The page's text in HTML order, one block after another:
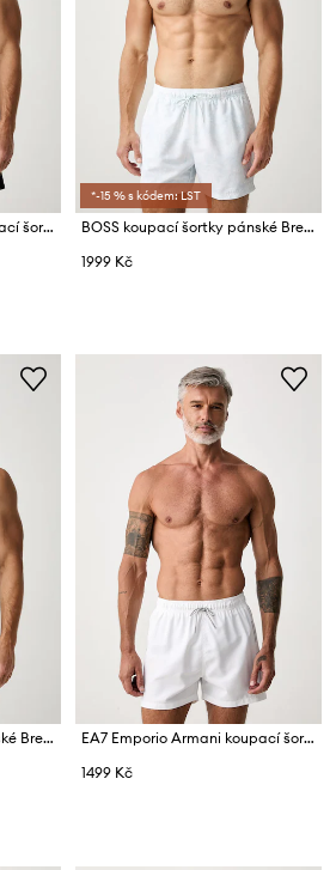
EA7 Emporio Armani koupací šortky pánské
*-15 % s kódem: LST
BOSS koupací šortky pánské Bream
1999 Kč
BOSS koupací šortky pánské Bream
EA7 Emporio Armani koupací šortky pánské
1499 Kč